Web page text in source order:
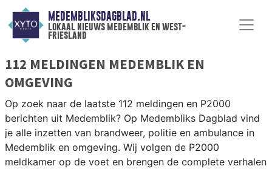
MEDEMBLIKSDAGBLAD.NL
lokaal nieuws medemblik en west-
friesland
112 MELDINGEN MEDEMBLIK EN
OMGEVING
Op zoek naar de laatste 112 meldingen en P2000
berichten uit Medemblik? Op Medembliks Dagblad vind
je alle inzetten van brandweer, politie en ambulance in
Medemblik en omgeving. Wij volgen de P2000
meldkamer op de voet en brengen de complete verhalen